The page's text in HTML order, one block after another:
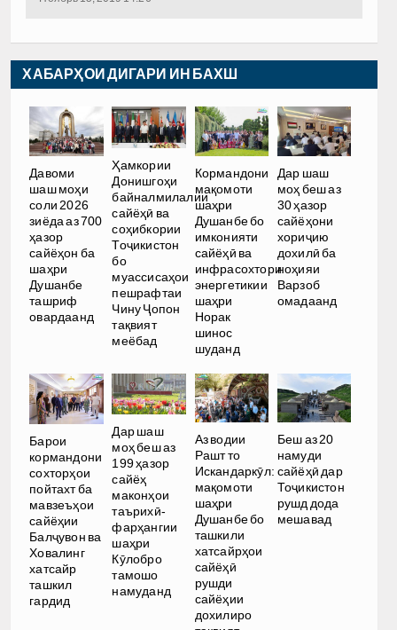
ХАБАРҲОИ ДИГАРИ ИН БАХШ
Давоми
шаш моҳи
соли 2026
зиёда аз 700
ҳазор
сайёҳон ба
шаҳри
Душанбе
ташриф
овардаанд
Ҳамкории
Донишгоҳи
байналмилалии
сайёҳӣ ва
соҳибкории
Тоҷикистон
бо
муассисаҳои
пешрафтаи
Чину Ҷопон
тақвият
меёбад
Кормандони
мақомоти
шаҳри
Душанбе бо
имконияти
сайёҳӣ ва
инфрасохтори
энергетикии
шаҳри
Норак
шинос
шуданд
Дар шаш
моҳ беш аз
30 ҳазор
сайёҳони
хориҷию
дохилӣ ба
ноҳияи
Варзоб
омадаанд
Барои
кормандони
сохторҳои
пойтахт ба
мавзеъҳои
сайёҳии
Балҷувон ва
Ховалинг
хатсайр
ташкил
гардид
Дар шаш
моҳ беш аз
199 ҳазор
сайёҳ
маконҳои
таърихӣ-
фарҳангии
шаҳри
Кӯлобро
тамошо
намуданд
Аз водии
Рашт то
Искандаркӯл:
мақомоти
шаҳри
Душанбе бо
ташкили
хатсайрҳои
сайёҳӣ
рушди
сайёҳии
дохилиро
Беш аз 20
намуди
сайёҳӣ дар
Тоҷикистон
рушд дода
мешавад